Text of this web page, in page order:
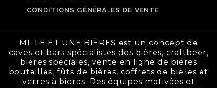
CONDITIONS GÉNÉRALES DE VENTE
MILLE ET UNE BIÈRES est un concept de
caves et bars spécialistes des bières, craftbeer,
bières spéciales, vente en ligne de bières
bouteilles, fûts de bières, coffrets de bières et
verres à bières. Des équipes motivées et